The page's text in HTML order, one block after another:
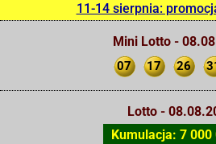
11-14 sierpnia:
Mini Lotto -
07 17 26
Lotto -
Kumulacja: 7 000